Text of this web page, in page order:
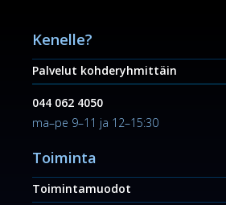
Kenelle?
Palvelut kohderyhmittäin
044 062 4050
ma–pe 9–11 ja 12–15:30
Toiminta
Toimintamuodot